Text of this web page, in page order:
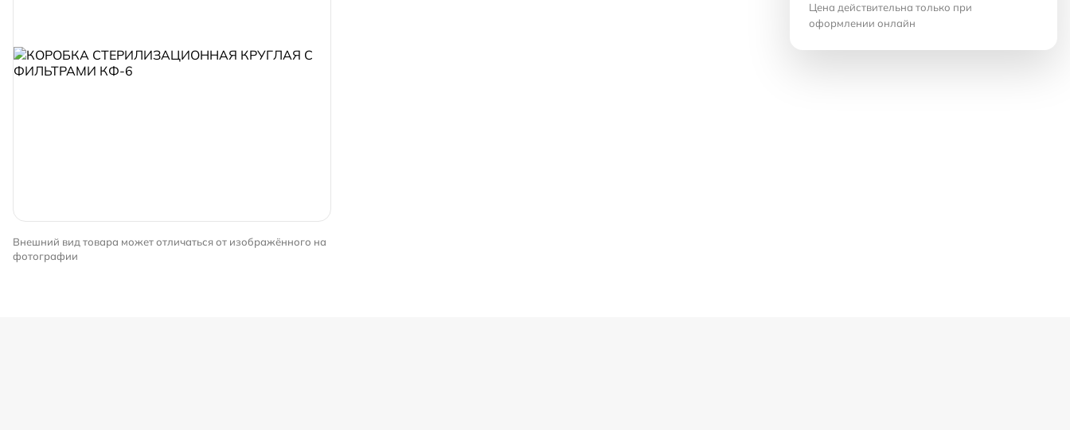
Внешний вид товара может отличаться от изображённого на
фотографии
Цена действительна только при
оформлении онлайн